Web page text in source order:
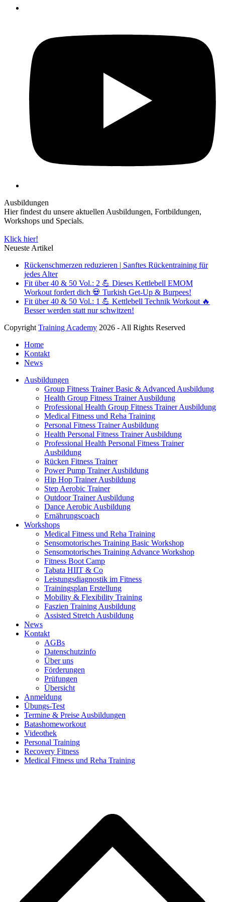
Ausbildungen
Hier findest du unsere aktuellen Ausbildungen, Fortbildungen,
Workshops und Specials.
Klick hier!
Neueste Artikel
Rückenschmerzen reduzieren | Sanftes Rückentraining für
jedes Alter
Fit über 40 & 50 Vol.: 2 💪 Dieses Kettlebell EMOM
Workout fordert dich 💀 Turkish Get-Up & Burpees!
Fit über 40 & 50 Vol.: 1 💪 Kettlebell Technik Workout 🔥
Besser werden statt nur schwitzen!
Copyright Training Academy 2026 - All Rights Reserved
Home
Kontakt
News
Ausbildungen
Group Fitness Trainer Basic & Advanced Ausbildung
Health Group Fitness Trainer Ausbildung
Professional Health Group Fitness Trainer Ausbildung
Medical Fitness und Reha Training
Personal Fitness Trainer Ausbildung
Health Personal Fitness Trainer Ausbildung
Professional Health Personal Fitness Trainer
Ausbildung
Rücken Fitness Trainer
Power Pump Trainer Ausbildung
Hip Hop Trainer Ausbildung
Step Aerobic Trainer
Outdoor Trainer Ausbildung
Dance Aerobic Ausbildung
Ernährungscoach
Workshops
Medical Fitness und Reha Training
Sensomotorisches Training Basic Workshop
Sensomotorisches Training Advance Workshop
Fitness Boot Camp
Tabata HIIT & Co
Leistungsdiagnostik im Fitness
Trainingsplan Erstellung
Mobility & Flexibility Training
Faszien Training Ausbildung
Assisted Stretch Ausbildung
News
Kontakt
AGBs
Datenschutzinfo
Über uns
Förderungen
Prüfungen
Übersicht
Anmeldung
Übungs-Test
Termine & Preise Ausbildungen
Batashomeworkout
Videothek
Personal Training
Recovery Fitness
Medical Fitness und Reha Training